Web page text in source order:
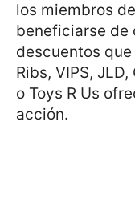
los miembros
beneficiarse de
descuentos
Ribs, VIPS,
o Toys R Us
acción.